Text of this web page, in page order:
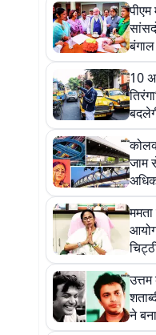
थे,
से
10
बंद
जाम
रिंग
जांच
ने